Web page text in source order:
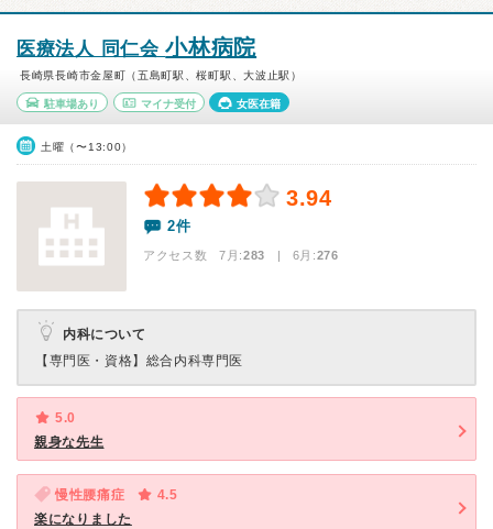
医療法人 同仁会小林病院
長崎県長崎市金屋町（五島町駅、桜町駅、大波止駅）
駐車場あり マイナ受付 女医在籍
土曜（〜13:00）
3.94
2件
アクセス数 7月:283 | 6月:276
内科について
【専門医・資格】 総合内科専門医
5.0
親身な先生
慢性腰痛症
4.5
楽になりました